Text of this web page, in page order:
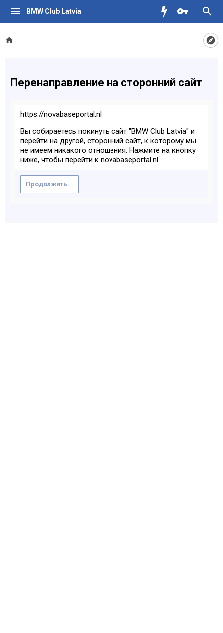
BMW Club Latvia
Перенаправление на сторонний сайт
https://novabaseportal.nl
Вы собираетесь покинуть сайт "BMW Club Latvia" и
перейти на другой, сторонний сайт, к которому мы
не имеем никакого отношения. Нажмите на кнопку
ниже, чтобы перейти к novabaseportal.nl.
Продолжить...